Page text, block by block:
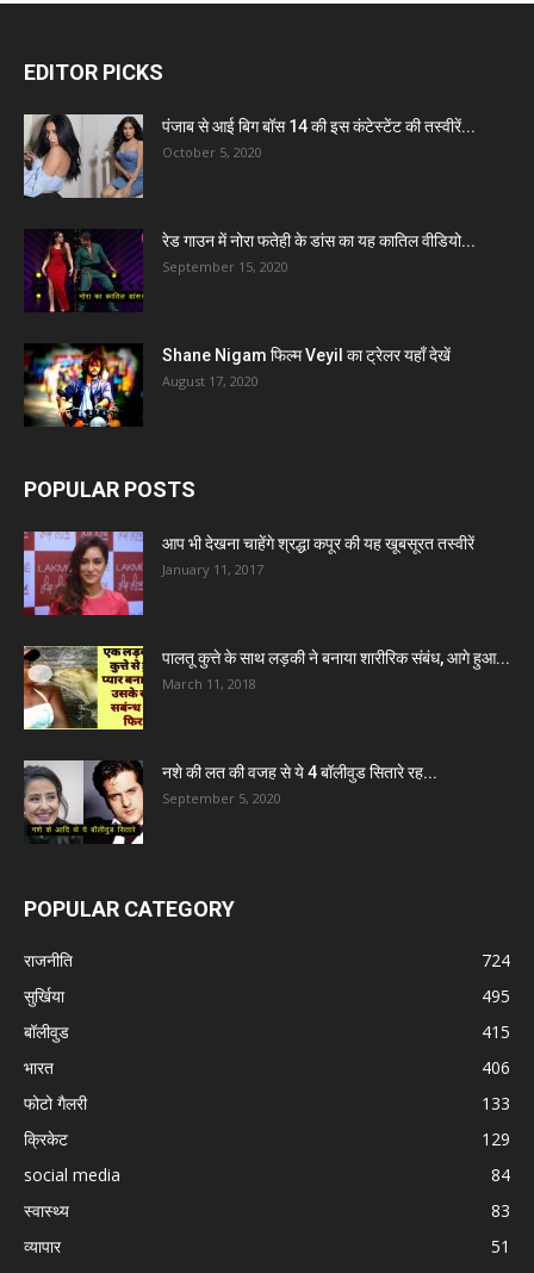
EDITOR PICKS
पंजाब से आई बिग बॉस 14 की इस कंटेस्टेंट की तस्वीरें...
October 5, 2020
रेड गाउन में नोरा फतेही के डांस का यह कातिल वीडियो...
September 15, 2020
Shane Nigam फिल्म Veyil का ट्रेलर यहाँ देखें
August 17, 2020
POPULAR POSTS
आप भी देखना चाहेंगे श्रद्धा कपूर की यह खूबसूरत तस्वीरें
January 11, 2017
पालतू कुत्ते के साथ लड़की ने बनाया शारीरिक संबंध, आगे हुआ...
March 11, 2018
नशे की लत की वजह से ये 4 बॉलीवुड सितारे रह...
September 5, 2020
POPULAR CATEGORY
राजनीति
724
सुर्खिया
495
बॉलीवुड
415
भारत
406
फोटो गैलरी
133
क्रिकेट
129
social media
84
स्वास्थ्य
83
व्यापार
51